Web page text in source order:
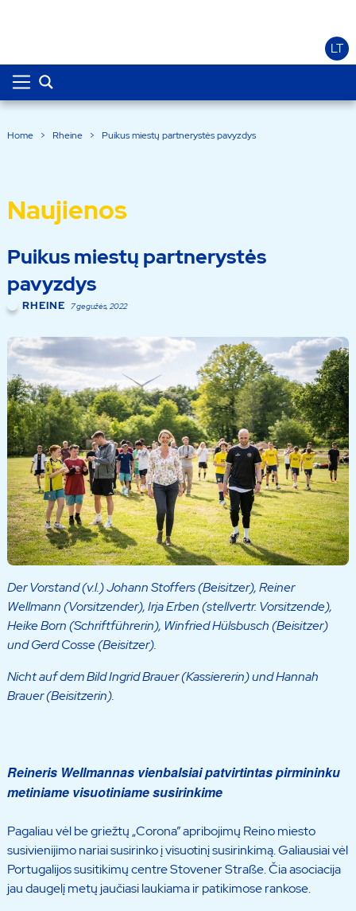
LT
Home > Rheine > Puikus miestų partnerystės pavyzdys
Naujienos
Puikus miestų partnerystės
pavyzdys
RHEINE 7 gegužės, 2022
Der Vorstand (v.l.) Johann Stoffers (Beisitzer), Reiner
Wellmann (Vorsitzender), Irja Erben (stellvertr. Vorsitzende),
Heike Born (Schriftführerin), Winfried Hülsbusch (Beisitzer)
und Gerd Cosse (Beisitzer).
Nicht auf dem Bild Ingrid Brauer (Kassiererin) und Hannah
Brauer (Beisitzerin).
Reineris Wellmannas vienbalsiai patvirtintas pirmininku
metiniame visuotiniame susirinkime
Pagaliau vėl be griežtų „Corona” apribojimų Reino miesto
susivienijimo nariai susirinko į visuotinį susirinkimą. Galiausiai vėl
Portugalijos susitikimų centre Stovener Straße. Čia asociacija
jau daugelį metų jaučiasi laukiama ir patikimose rankose.